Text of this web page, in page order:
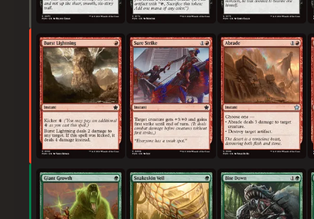
폭발 벼락 확실한 일격 마멸
거대화 뱀가죽 장막 물어뜯어 쓰러뜨리기